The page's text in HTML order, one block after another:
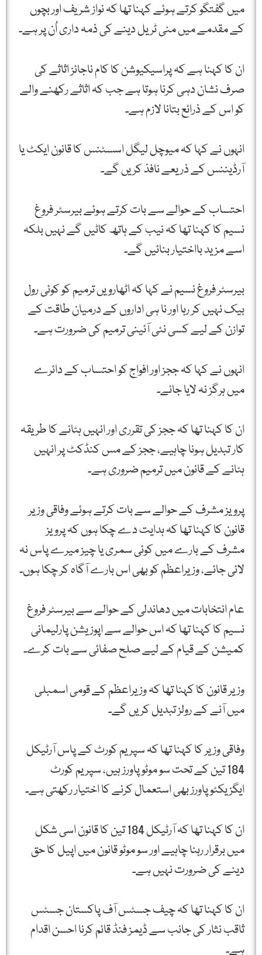
میں گفتگو کرتے ہوئے کہنا تھا کہ نواز شریف اور بچوں
کے مقدمے میں منی ٹریل دینے کی ذمہ داری اُن پر ہے۔
ان کا کہنا ہے کہ پراسیکیوشن کا کام ناجائز اثاثے کی
صرف نشان دہی کرنا ہوتا ہے جب کہ اثاثے رکھنے والے
کو اس کے ذرائع بتانا لازم ہے۔
انہوں نے کہا کہ میوچل لیگل اسسٹنس کا قانون ایکٹ یا
آرڈیننس کے ذریعے نافذ کریں گے۔
احتساب کے حوالے سے بات کرتے ہوئے بیرسٹر فروغ
نسیم کا کہنا تھا کہ نیب کے ہاتھ کاٹیں گے نہیں بلکہ
اسے مزید بااختیار بنائیں گے۔
بیرسٹر فروغ نسیم نے کہا کہ اٹھارویں ترمیم کو کوئی رول
بیک نہیں کر رہا اور نا ہی اداروں کے درمیان طاقت کے
توازن کے لیے کسی نئی آئینی ترمیم کی ضرورت ہے۔
انہوں نے کہا کہ ججز اور افواج کو احتساب کے دائرے
میں ہرگز نہ لایا جائے۔
ان کا کہنا تھا کہ ججز کی تقرری اور انہیں ہٹانے کا طریقہ
کار تبدیل ہونا چاہیے، ججز کے مس کنڈکٹ پر انہیں
ہٹانے کے قانون میں ترمیم ضروری ہے۔
پرویز مشرف کے حوالے سے بات کرتے ہوئے وفاقی وزیر
قانون کا کہنا تھا کہ ہدایت دے چکا ہوں کہ پرویز
مشرف کے بارے میں کوئی سمری یا چیز میرے پاس نہ
لائی جائے، وزیراعظم کو بھی اس بارے آگاہ کر چکا ہوں۔
عام انتخابات میں دھاندلی کے حوالے سے بیرسٹر فروغ
نسیم کا کہنا تھا کہ اس حوالے سے اپوزیشن پارلیمانی
کمیشن کے قیام کے لیے صلح صفائی سے بات کرے۔
وزیر قانون کا کہنا تھا کہ وزیراعظم کے قومی اسمبلی
میں آنے کے رولز تبدیل کریں گے۔
وفاقی وزیر کا کہنا تھا کہ سپریم کورٹ کے پاس آرٹیکل
184 تین کے تحت سو موٹو پاورز ہیں، سپریم کورٹ
ایگزیکٹو پاورز بھی استعمال کرنے کا اختیار رکھتی ہے۔
ان کا کہنا تھا کہ آرٹیکل 184 تین کا قانون اسی شکل
میں برقرار رہنا چاہیے اور سو موٹو قانون میں اپیل کا حق
دینے کی ضرورت نہیں ہے۔
ان کا کہنا تھا کہ چیف جسٹس آف پاکستان جسٹس
ثاقب نثار کی جانب سے ڈیمز فنڈ قائم کرنا احسن اقدام
ہے۔